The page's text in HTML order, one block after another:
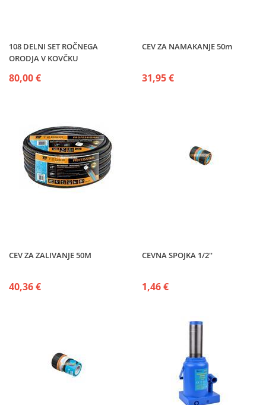
108 DELNI SET ROČNEGA
ORODJA V KOVČKU
80,00 €
CEV ZA NAMAKANJE 50m
31,95 €
CEV ZA ZALIVANJE 50M
40,36 €
CEVNA SPOJKA 1/2''
1,46 €